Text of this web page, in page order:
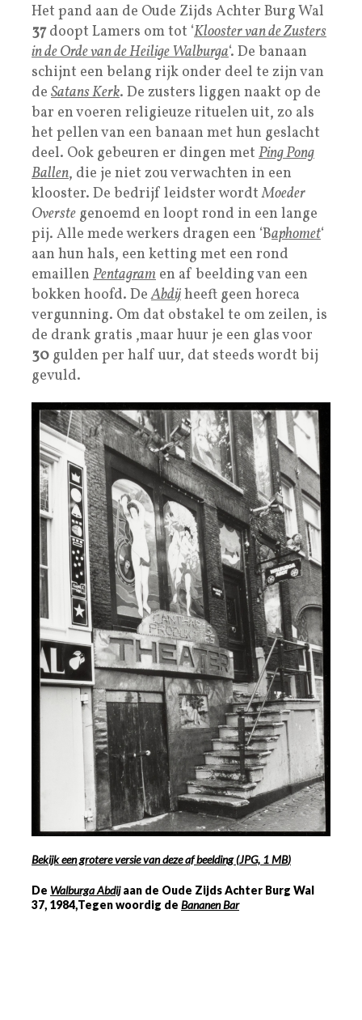
Het pand aan de Oude Zijds Achter Burg Wal
37doopt Lamers om tot ‘Klooster van de Zusters
in de Orde van de Heilige Walburga‘. De banaan
schijnt een belang rijk onder deel te zijn van
de Satans Kerk. De zusters liggen naakt op de
bar en voeren religieuze rituelen uit, zo als
het pellen van een banaan met hun geslacht
deel. Ook gebeuren er dingen met Ping Pong
Ballen, die je niet zou verwachten in een
klooster. De bedrijf leidster wordtMoeder
Overste genoemd en loopt rond in een lange
pij. Alle mede werkers dragen een ‘Baphomet‘
aan hun hals, een ketting met een rond
emaillen Pentagram en af beelding van een
bokken hoofd. DeAbdijheeft geen horeca
vergunning. Om dat obstakel te om zeilen, is
de drank gratis ,maar huur je een glas voor
30 gulden per half uur, dat steeds wordt bij
gevuld.
Bekijk een grotere versie van deze af beelding(JPG, 1 MB)
De Walburga Abdijaan de Oude Zijds Achter Burg Wal
37, 1984,Tegen woordig de Bananen Bar